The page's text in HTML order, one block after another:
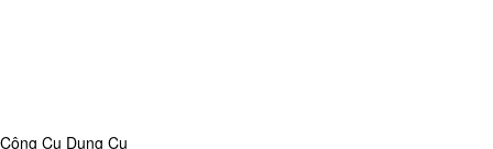
Công Cụ Dụng Cụ